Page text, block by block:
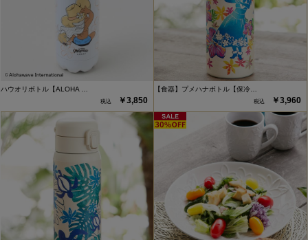
ハウオリボトル【ALOHA …
￥3,850
【食器】プメハナボトル【保冷…
￥3,960